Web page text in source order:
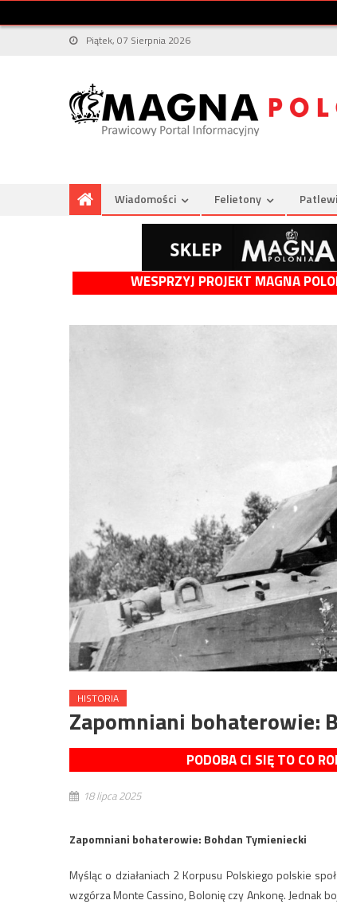
Piątek, 07 Sierpnia 2026
Wiadomości Felietony
WESPRZYJ PROJEKT MAGNA
HISTORIA
Zapomniani bohaterowie:
PODOBA CI SIĘ TO CO
18 lipca 2025
Zapomniani bohaterowie: Bohdan Tymieniecki
Myśląc o działaniach 2 Korpusu Polskiego polskie
wzgórza Monte Cassino, Bolonię czy Ankonę. Jednak